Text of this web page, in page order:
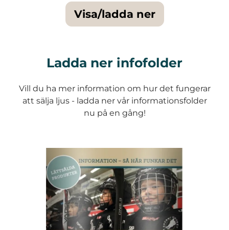
Visa/ladda ner
Ladda ner infofolder
Vill du ha mer information om hur det fungerar
att sälja ljus - ladda ner vår informationsfolder
nu på en gång!